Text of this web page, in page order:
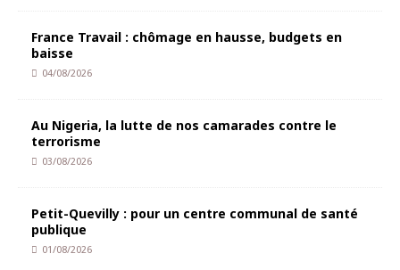
France Travail : chômage en hausse, budgets en
baisse
04/08/2026
Au Nigeria, la lutte de nos camarades contre le
terrorisme
03/08/2026
Petit-Quevilly : pour un centre communal de santé
publique
01/08/2026